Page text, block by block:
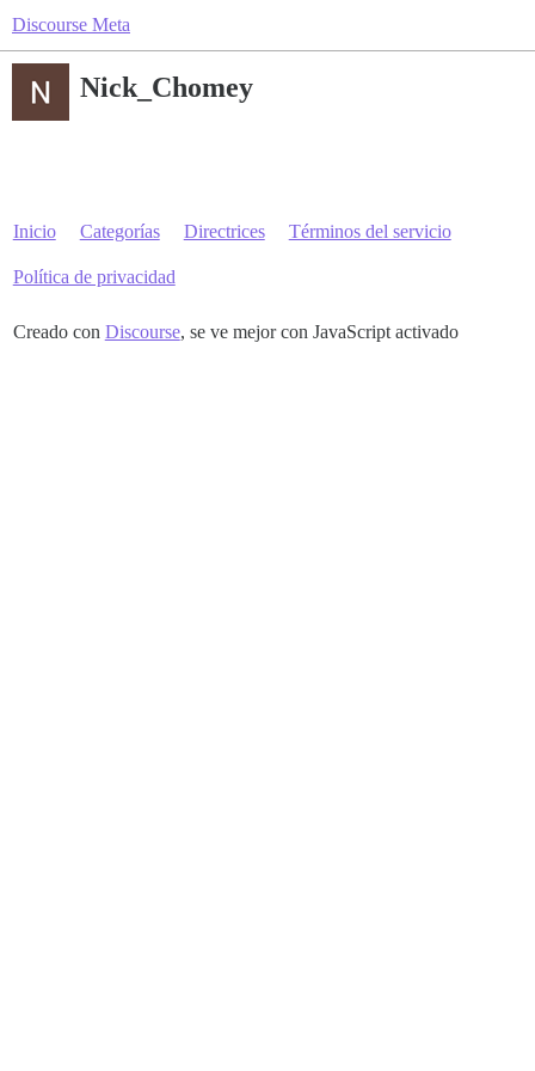
Discourse Meta
Nick_Chomey
Inicio Categorías Directrices Términos del servicio
Política de privacidad
Creado con Discourse, se ve mejor con JavaScript activado